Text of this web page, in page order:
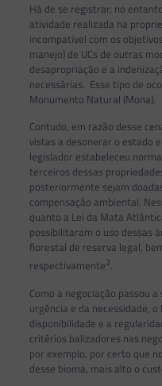
Há de se registrar, no
atividade realizada na
incompatível com os
manejo) de UCs de outras
desapropriação e a
necessárias. Esse tipo de
Monumento Natural (Mona).
Contudo, em razão desse
vistas a desonerar o estado
legislador estabeleceu
terceiros dessas
posteriormente sejam
compensação ambiental.
quanto a Lei da Mata
possibilitaram o uso dessas
florestal de reserva legal,
respectivamente2.
Como a negociação passou
urgência e da necessidade,
disponibilidade e a
critérios balizadores nas
por exemplo, por certo que
desse bioma, mais alto o